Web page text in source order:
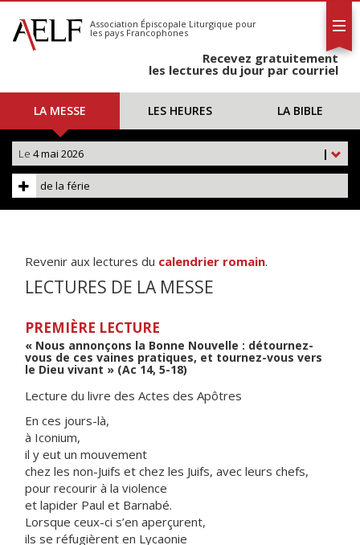
S'abonner
Calendrier
Association Épiscopale Liturgique pour
les pays Francophones
Recevez gratuitement
les lectures du jour par courriel
LA MESSE LES HEURES LA BIBLE
|
Le 4 mai 2026
de la férie
Revenir aux lectures du calendrier romain.
LECTURES DE LA MESSE
PREMIÈRE LECTURE
« Nous annonçons la Bonne Nouvelle : détournez-
vous de ces vaines pratiques, et tournez-vous vers
le Dieu vivant » (Ac 14, 5-18)
Lecture du livre des Actes des Apôtres
En ces jours-là,
à Iconium,
il y eut un mouvement
chez les non-Juifs et chez les Juifs, avec leurs chefs,
pour recourir à la violence
et lapider Paul et Barnabé.
Lorsque ceux-ci s’en aperçurent,
ils se réfugièrent en Lycaonie